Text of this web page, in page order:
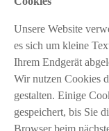
Unsere Website
es sich um kleine
Ihrem Endgerät
Wir nutzen Cookies
gestalten. Einige
gespeichert, bis Sie
Browser beim